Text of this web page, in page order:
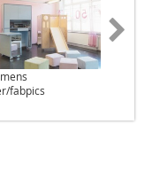
fabpics